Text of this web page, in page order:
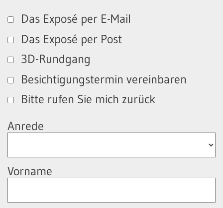
Das Exposé per E-Mail
Das Exposé per Post
3D-Rundgang
Besichtigungstermin vereinbaren
Bitte rufen Sie mich zurück
Anrede
Vorname